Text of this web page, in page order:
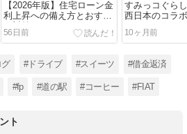
【2026年版】住宅ローン金
利上昇への備え方とおすす
め対策
56日前
すみっコぐら
西日本のコラ
10ヶ月前
グ #ドライブ #スイーツ #借金返済
#fp #道の駅 #コーヒー #FIAT
ト